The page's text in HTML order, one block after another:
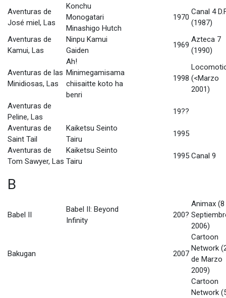
Aventuras de
José miel, Las
Konchu
Monogatari
Minashigo Hutch
1970
Canal 4
(1987)
Aventuras de
Kamui, Las
Ninpu Kamui
Gaiden
1969
Azteca 7
(1990)
Aventuras de las
Minidiosas, Las
Ah!
Minimegamisama
chiisaitte koto ha
benri
1998 (<Marzo
2001)
Aventuras de
Peline, Las
19??
Aventuras de
Saint Tail
Kaiketsu Seinto
Tairu
1995
Aventuras de
Tom Sawyer, Las
Kaiketsu Seinto
Tairu
1995 Canal 9
B
Babel II
Babel II: Beyond
Infinity
200?
Animax (8
2006)
Bakugan 2007
Cartoon
Network
de Marzo
2009)
Cartoon
Network